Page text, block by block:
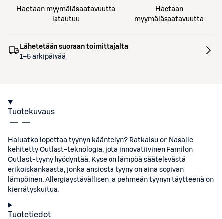
Haetaan myymäläsaatavuutta
latautuu
Haetaan
myymäläsaatavuutta
Lähetetään suoraan toimittajalta
1–5 arkipäivää
Tuotekuvaus
Haluatko lopettaa tyynyn kääntelyn? Ratkaisu on Nasalle
kehitetty Outlast-teknologia, jota innovatiivinen Familon
Outlast-tyyny hyödyntää. Kyse on lämpöä säätelevästä
erikoiskankaasta, jonka ansiosta tyyny on aina sopivan
lämpöinen. Allergiaystävällisen ja pehmeän tyynyn täytteenä on
kierrätyskuitua.
Tuotetiedot